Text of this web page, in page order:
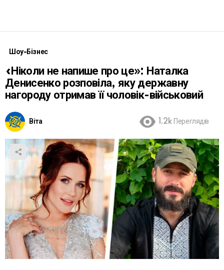
Шоу-Бізнес
«Ніколи не напише про це»: Наталка
Денисенко розповіла, яку державну
нагороду отримав її чоловік-військовий
Віта 1.2k Переглядів